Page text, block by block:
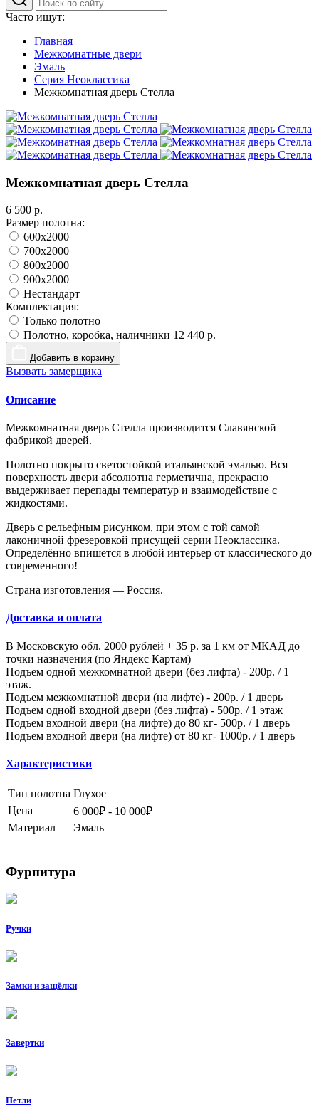
Часто ищут:
Главная
Межкомнатные двери
Эмаль
Серия Неоклассика
Межкомнатная дверь Стелла
Межкомнатная дверь Стелла
6 500 р.
Размер полотна:
600x2000
700x2000
800x2000
900x2000
Нестандарт
Комплектация:
Только полотно
Полотно, коробка, наличники 12 440 р.
Добавить в корзину
Вызвать замерщика
Описание
Межкомнатная дверь Стелла производится Славянской
фабрикой дверей.
Полотно покрыто светостойкой итальянской эмалью. Вся
поверхность двери абсолютна герметична, прекрасно
выдерживает перепады температур и взаимодействие с
жидкостями.
Дверь с рельефным рисунком, при этом с той самой
лаконичной фрезеровкой присущей серии Неоклассика.
Определённо впишется в любой интерьер от классического до
современного!
Страна изготовления — Россия.
Доставка и оплата
В Московскую обл. 2000 рублей + 35 р. за 1 км от МКАД до
точки назначения (по Яндекс Картам)
Подъем одной межкомнатной двери (без лифта) - 200р. / 1
этаж.
Подъем межкомнатной двери (на лифте) - 200р. / 1 дверь
Подъем одной входной двери (без лифта) - 500р. / 1 этаж
Подъем входной двери (на лифте) до 80 кг- 500р. / 1 дверь
Подъем входной двери (на лифте) от 80 кг- 1000р. / 1 дверь
Характеристики
Тип полотна Глухое
Цена
6 000₽ - 10 000₽
Материал
Эмаль
Фурнитура
Ручки
Замки и защёлки
Завертки
Петли